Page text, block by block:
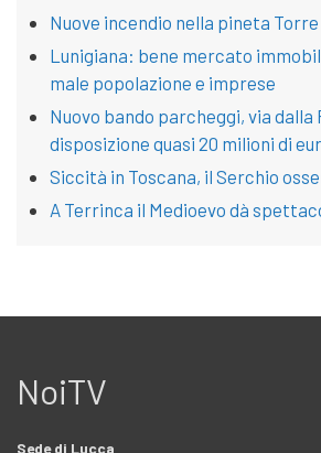
Nuove incendio nella pineta
Lunigiana: bene mercato
male popolazione e imprese
Nuovo bando parcheggi, via dalla
disposizione quasi 20 milioni di
Siccità in Toscana, il Serchio
A Terrinca il Medioevo dà
NoiTV
Sede di Lucca